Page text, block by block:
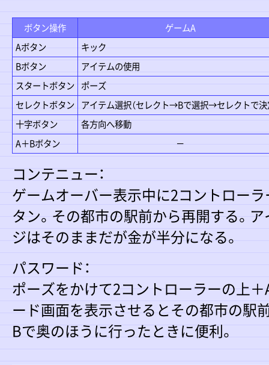
ボタン操作
ゲームA
Aボタン
キック
Bボタン
アイテムの使用
スタートボタン ポーズ
セレクトボタン アイテム選択（セレクト→Bで選択→セレクトで決
十字ボタン
各方向へ移動
A＋Bボタン
－
コンテニュー：
ゲームオーバー表示中に2コントロー
タン。その都市の駅前から再開する。ア
ジはそのままだが金が半分になる。
パスワード：
ポーズをかけて2コントローラーの上＋
ード画面を表示させるとその都市の駅
Bで奥のほうに行ったときに便利。